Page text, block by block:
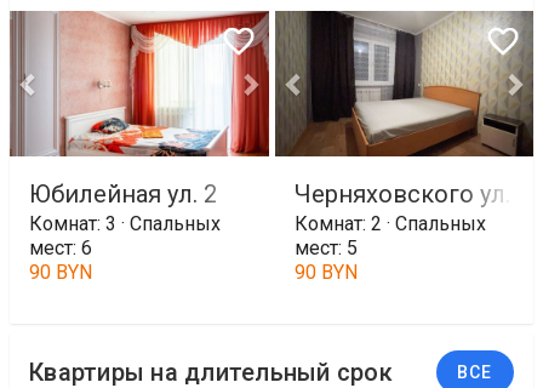
Юбилейная ул. 2
Комнат: 3 · Спальных
мест: 6
90 BYN
Черняховского ул. 64
Комнат: 2 · Спальных
мест: 5
90 BYN
Квартиры на длительный срок ВСЕ